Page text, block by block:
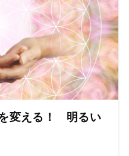
変える！ 明るい